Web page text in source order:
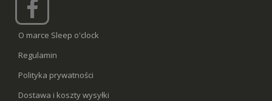
O marce Sleep o'clock
Regulamin
Polityka prywatności
Dostawa i koszty wysyłki